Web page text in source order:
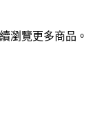
瀏覽更多商品。